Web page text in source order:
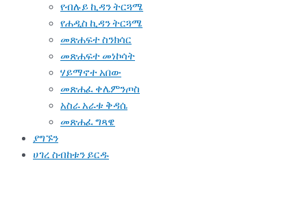
የብሉይ ኪዳን ትርጓሜ
የሐዲስ ኪዳን ትርጓሜ
መጽሐፍተ ስንክሳር
መጽሐፍተ መነኮሳት
ሃይማኖተ አበው
መጽሐፈ ቀሌምንጦስ
አስራ አራቱ ቅዳሴ
መጽሐፈ ግጻዌ
ያግኙን
ሀገረ ስብከቱን ይርዱ